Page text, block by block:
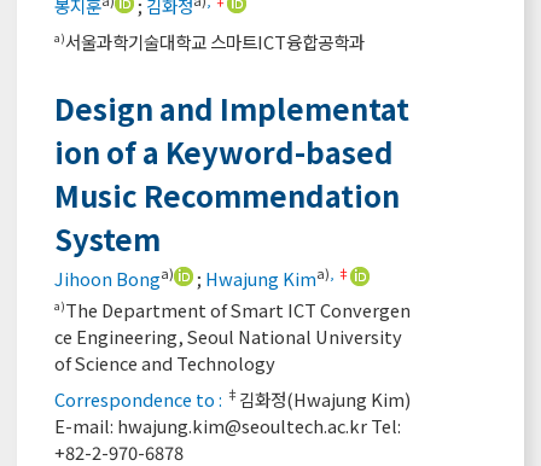
a)서울과학기술대학교 스마트ICT융합공학과
Design and Implementat
ion of a Keyword-based
Music Recommendation
System
Jihoon Bonga) ; Hwajung Kima) ‡
a)The Department of Smart ICT Convergen
ce Engineering, Seoul National University
of Science and Technology
Correspondence to : ‡ 김화정(Hwajung Kim)
E-mail: hwajung.kim@seoultech.ac.krTel:
+82-2-970-6878